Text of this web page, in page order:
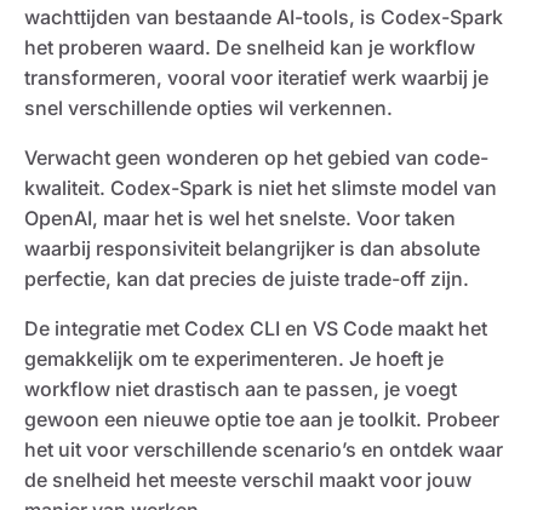
wachttijden van bestaande AI-tools, is Codex-Spark
het proberen waard. De snelheid kan je workflow
transformeren, vooral voor iteratief werk waarbij je
snel verschillende opties wil verkennen.
Verwacht geen wonderen op het gebied van code-
kwaliteit. Codex-Spark is niet het slimste model van
OpenAI, maar het is wel het snelste. Voor taken
waarbij responsiviteit belangrijker is dan absolute
perfectie, kan dat precies de juiste trade-off zijn.
De integratie met Codex CLI en VS Code maakt het
gemakkelijk om te experimenteren. Je hoeft je
workflow niet drastisch aan te passen, je voegt
gewoon een nieuwe optie toe aan je toolkit. Probeer
het uit voor verschillende scenario’s en ontdek waar
de snelheid het meeste verschil maakt voor jouw